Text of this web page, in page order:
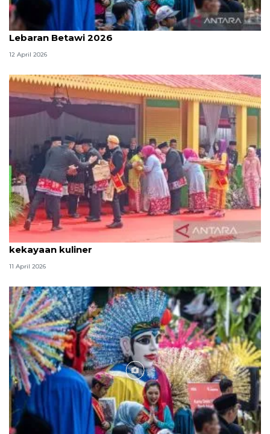
DKI Sepekan, Laporan JAKI gunakan AI hingga
Lebaran Betawi 2026
12 April 2026
Tradisi hantaran Lebaran Betawi simbol bakti dan
kekayaan kuliner
11 April 2026